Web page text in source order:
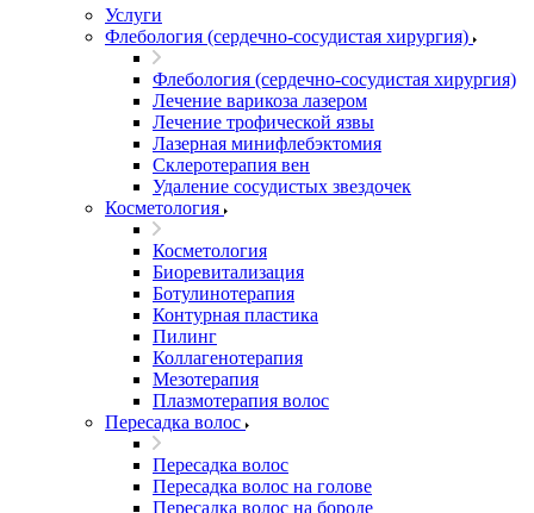
Услуги
Флебология (сердечно-сосудистая хирургия)
Флебология (сердечно-сосудистая хирургия)
Лечение варикоза лазером
Лечение трофической язвы
Лазерная минифлебэктомия
Cклеротерапия вен
Удаление сосудистых звездочек
Косметология
Косметология
Биоревитализация
Ботулинотерапия
Контурная пластика
Пилинг
Коллагенотерапия
Мезотерапия
Плазмотерапия волос
Пересадка волос
Пересадка волос
Пересадка волос на голове
Пересадка волос на бороде